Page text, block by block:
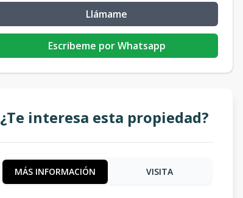
Llámame
Escribeme por Whatsapp
¿Te interesa esta propiedad?
MÁS INFORMACIÓN VISITA